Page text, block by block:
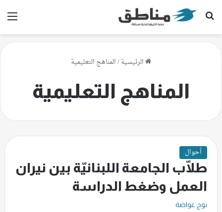
بحث عن
الرئيسية/المناهج التعليمية
المناهج التعليمية
أحوال
طلّاب الجامعة اللبنانيّة بين نيران
العمل وضغط الدراسة
نوح عواضة